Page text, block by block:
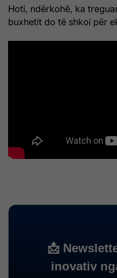
Hoti, ndërkohë, ka
buxhetit do të shkoi për